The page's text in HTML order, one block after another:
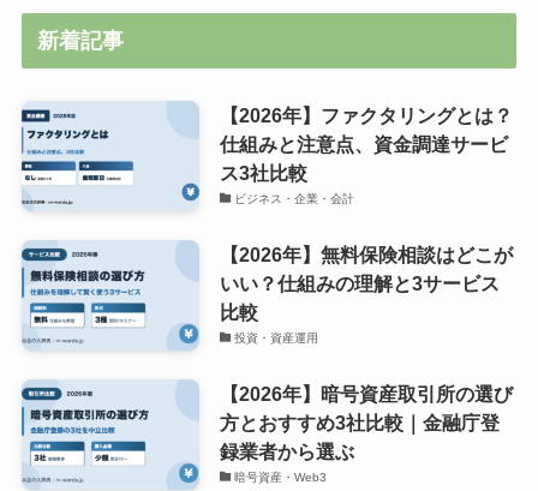
新着記事
【2026年】ファクタリングとは？
仕組みと注意点、資金調達サービ
ス3社比較
ビジネス・企業・会計
【2026年】無料保険相談はどこが
いい？仕組みの理解と3サービス
比較
投資・資産運用
【2026年】暗号資産取引所の選び
方とおすすめ3社比較｜金融庁登
録業者から選ぶ
暗号資産・Web3